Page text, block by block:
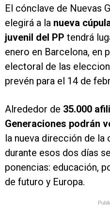
El cónclave de Nuevas
elegirá a la nueva
juvenil del PP tendrá
enero en Barcelona, en
electoral de las
prevén para el 14 de
Alrededor de 35.000
Generaciones podrán
la nueva dirección de la
durante esos dos días
ponencias: educación,
de futuro y Europa.